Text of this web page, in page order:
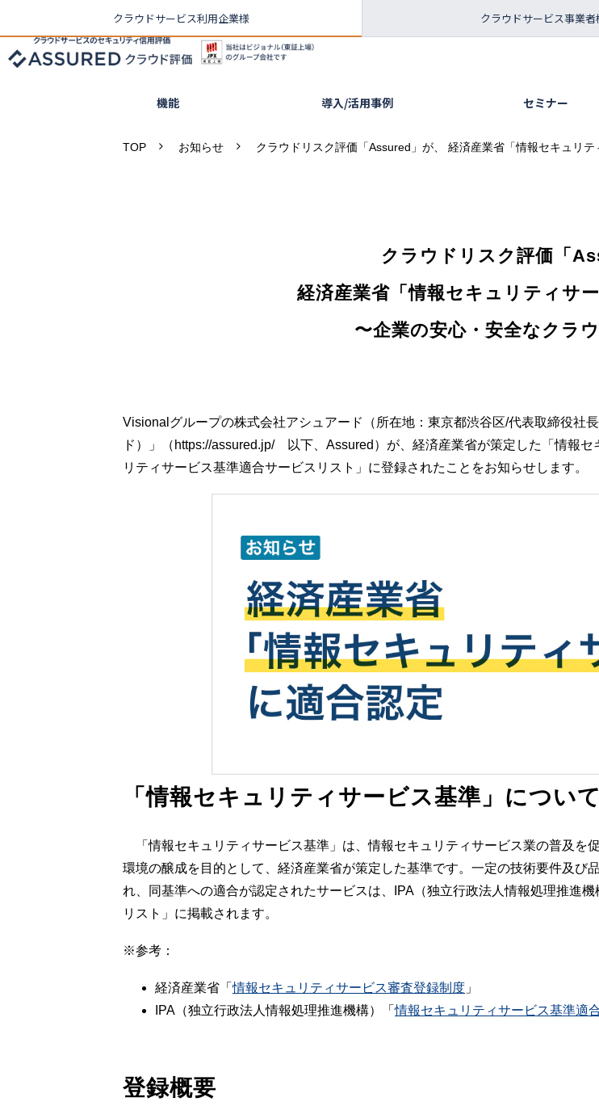
クラウドサービス利用企業様 クラウドサービス事業者
機能 導入/活用事例 セミナー
TOP お知らせ クラウドリスク評価「Assured」が、 経済産業省「情報セキュリ
クラウドリスク評価「
経済産業省「情報セキュリティサ
〜企業の安心・安全なクラ
Visionalグループの株式会社アシュアード（所在地：東京都渋谷区/代表取締役社
ド）」（https://assured.jp/ 以下、Assured）が、経済産業省が策定した「情報
リティサービス基準適合サービスリスト」に登録されたことをお知らせします。
「情報セキュリティサービス基準」について
「情報セキュリティサービス基準」は、情報セキュリティサービス業の普及を
環境の醸成を目的として、経済産業省が策定した基準です。一定の技術要件及び
れ、同基準への適合が認定されたサービスは、IPA（独立行政法人情報処理推進
リスト」に掲載されます。
※参考：
経済産業省「情報セキュリティサービス審査登録制度 」
IPA（独立行政法人情報処理推進機構）「情報セキュリティサービス基準適
登録概要